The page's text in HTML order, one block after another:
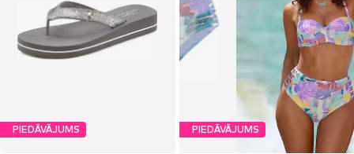
PIEDĀVĀJUMS PIEDĀVĀJUMS